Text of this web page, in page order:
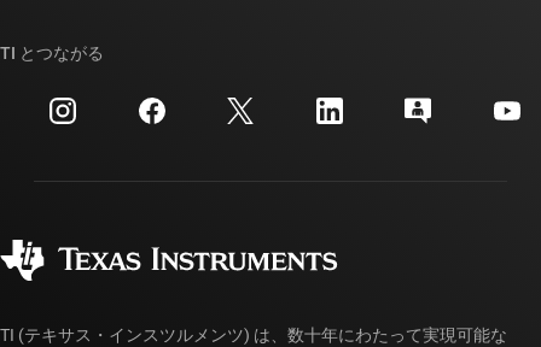
投資家向け情報
製造
クロスリファレンス検索
カスタマー・サポート・センター
myTI アカウントの FAQ
ご注文に関する FAQ
TI とつながる
TI (テキサス・インスツルメンツ) は、数十年にわたって実現可能な